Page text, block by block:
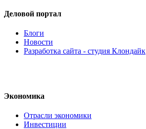
Деловой портал
Блоги
Новости
Разработка сайта - студия Клондайк
Экономика
Отрасли экономики
Инвестиции